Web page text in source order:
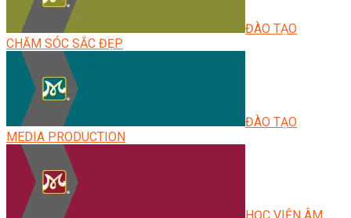
ĐÀO TẠO
CHĂM SÓC SẮC ĐẸP
ĐÀO TẠO
MEDIA PRODUCTION